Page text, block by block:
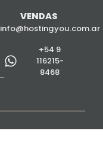
VENDAS
info@hostingyou.com.ar
+54 9
116215-
8468